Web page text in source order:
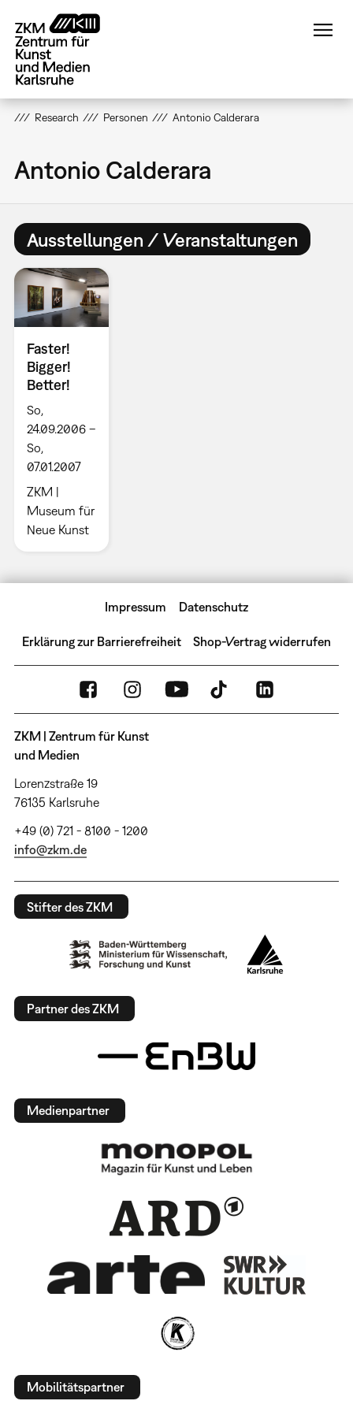
zum
Inhalt
Research Personen Antonio Calderara
Antonio Calderara
Ausstellungen / Veranstaltungen
Faster!
Bigger!
Better!
So,
24.09.2006 –
So,
07.01.2007
ZKM |
Museum für
Neue Kunst
Impressum Datenschutz
Erklärung zur Barrierefreiheit Shop-Vertrag widerrufen
ZKM | Zentrum für Kunst
und Medien
Lorenzstraße 19
76135 Karlsruhe
+49 (0) 721 - 8100 - 1200
info@zkm.de
Stifter des ZKM
Partner des ZKM
Medienpartner
Mobilitätspartner